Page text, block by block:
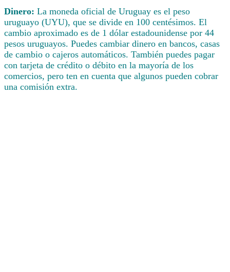
Dinero: La moneda oficial de Uruguay es el peso
uruguayo (UYU), que se divide en 100 centésimos. El
cambio aproximado es de 1 dólar estadounidense por 44
pesos uruguayos. Puedes cambiar dinero en bancos, casas
de cambio o cajeros automáticos. También puedes pagar
con tarjeta de crédito o débito en la mayoría de los
comercios, pero ten en cuenta que algunos pueden cobrar
una comisión extra.